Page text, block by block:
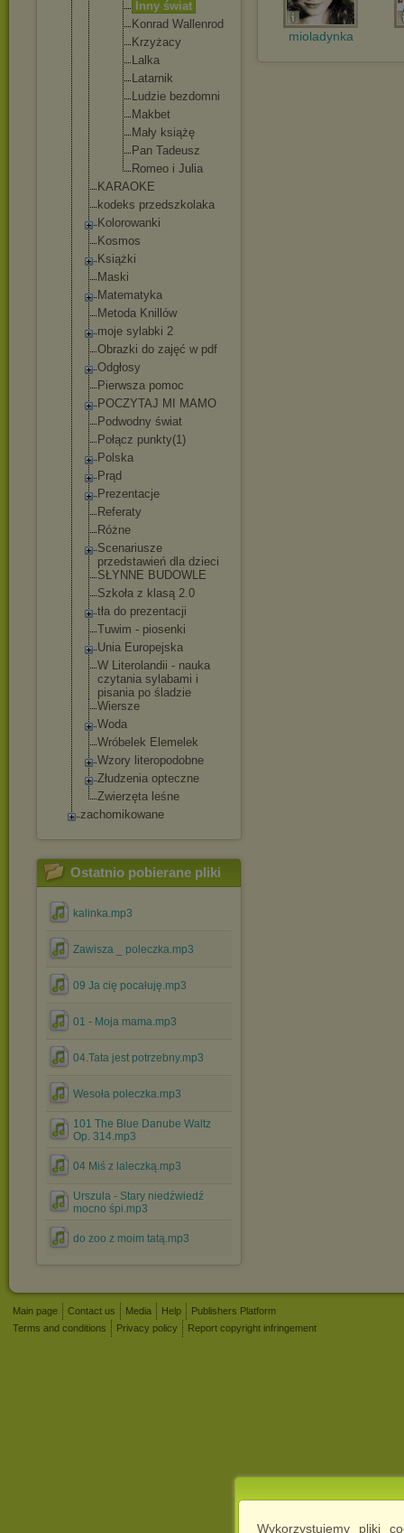
Wykorzystujemy pliki
Inny świat
Konrad Wallenrod
Krzyżacy
Lalka
Latarnik
Ludzie bezdomni
Makbet
Mały książę
Pan Tadeusz
Romeo i Julia
KARAOKE
kodeks przedszkolaka
Kolorowanki
Kosmos
Książki
Maski
Matematyka
Metoda Knillów
moje sylabki 2
Obrazki do zajęć w pdf
Odgłosy
Pierwsza pomoc
POCZYTAJ MI MAMO
Podwodny świat
Połącz punkty(1)
Polska
Prąd
Prezentacje
Referaty
Różne
Scenariusze
przedstawień dla dzieci
SŁYNNE BUDOWLE
Szkoła z klasą 2.0
tła do prezentacji
Tuwim - piosenki
Unia Europejska
W Literolandii - nauka
czytania sylabami i
pisania po śladzie
Wiersze
Woda
Wróbelek Elemelek
Wzory literopodobne
Złudzenia opteczne
Zwierzęta leśne
zachomikowane
Ostatnio pobierane pliki
kalinka.mp3
Zawisza _ poleczka.mp3
09 Ja cię pocałuję.mp3
01 - Moja mama.mp3
04.Tata jest potrzebny.mp3
Wesoła poleczka.mp3
101 The Blue Danube Waltz
Op. 314.mp3
04 Miś z laleczką.mp3
Urszula - Stary niedźwiedź
mocno śpi.mp3
do zoo z moim tatą.mp3
mioladynka
Main page Contact us Media Help
Publishers Platform
Terms and conditions
Privacy policy Report copyright infringement